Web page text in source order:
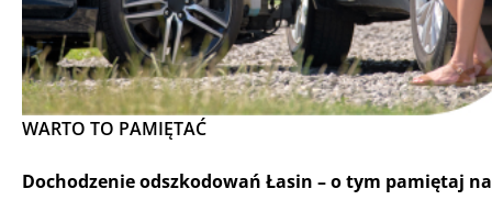
WARTO TO PAMIĘTAĆ
Dochodzenie odszkodowań Łasin – o tym pamiętaj